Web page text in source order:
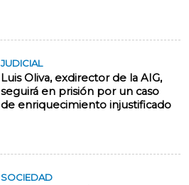
JUDICIAL
Luis Oliva, exdirector de la AIG,
seguirá en prisión por un caso
de enriquecimiento injustificado
SOCIEDAD